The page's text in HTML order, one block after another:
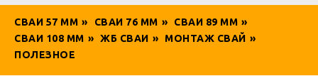
СВАИ 57 ММ » СВАИ 76 ММ » СВАИ 89 ММ »
СВАИ 108 ММ » ЖБ СВАИ » МОНТАЖ СВАЙ »
ПОЛЕЗНОЕ